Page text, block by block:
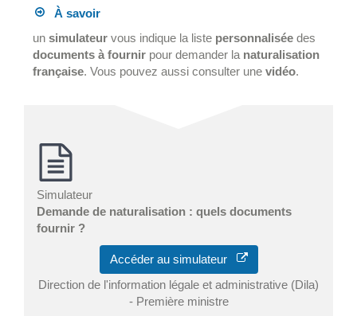
À savoir
unsimulateur vous indique la liste personnalisée des
documents à fournir pour demander la naturalisation
française. Vous pouvez aussi consulter unevidéo.
Simulateur
Demande de naturalisation : quels documents
fournir ?
Accéder au simulateur
Direction de l'information légale et administrative (Dila)
- Première ministre